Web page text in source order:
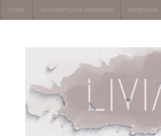
START GESCHÄFTLICHE ANFRAGEN IMPRESSUM